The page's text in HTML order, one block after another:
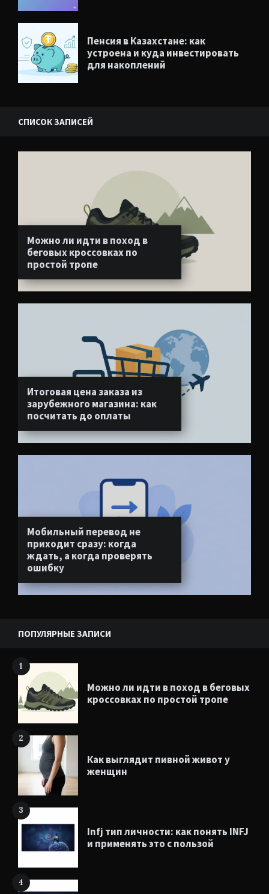
Пенсия в Казахстане: как
устроена и куда инвестировать
для накоплений
СПИСОК ЗАПИСЕЙ
Можно ли идти в поход в
беговых кроссовках по
простой тропе
Итоговая цена заказа из
зарубежного магазина: как
посчитать до оплаты
Мобильный перевод не
приходит сразу: когда
ждать, а когда проверять
ошибку
ПОПУЛЯРНЫЕ ЗАПИСИ
1
Можно ли идти в поход в беговых
кроссовках по простой тропе
2
Как выглядит пивной живот у
женщин
3
Infj тип личности: как понять INFJ
и применять это с пользой
4